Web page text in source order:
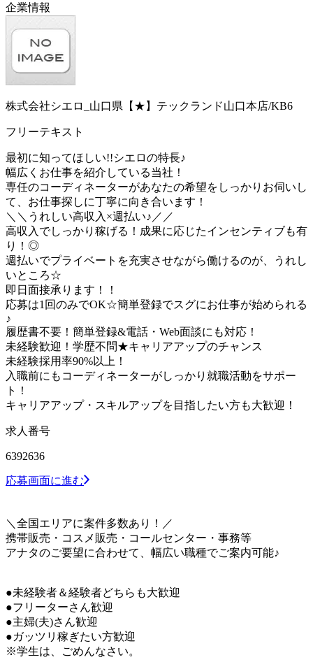
企業情報
株式会社シエロ_山口県【★】テックランド山口本店/KB6
フリーテキスト
最初に知ってほしい!!シエロの特長♪
幅広くお仕事を紹介している当社！
専任のコーディネーターがあなたの希望をしっかりお伺いし
て、お仕事探しに丁寧に向き合います！
＼＼うれしい高収入×週払い♪／／
高収入でしっかり稼げる！成果に応じたインセンティブも有
り！◎
週払いでプライベートを充実させながら働けるのが、うれし
いところ☆
即日面接承ります！！
応募は1回のみでOK☆簡単登録でスグにお仕事が始められる
♪
履歴書不要！簡単登録&電話・Web面談にも対応！
未経験歓迎！学歴不問★キャリアアップのチャンス
未経験採用率90%以上！
入職前にもコーディネーターがしっかり就職活動をサポー
ト！
キャリアアップ・スキルアップを目指したい方も大歓迎！
求人番号
6392636
応募画面に進む
＼全国エリアに案件多数あり！／
携帯販売・コスメ販売・コールセンター・事務等
アナタのご要望に合わせて、幅広い職種でご案内可能♪
●未経験者＆経験者どちらも大歓迎
●フリーターさん歓迎
●主婦(夫)さん歓迎
●ガッツリ稼ぎたい方歓迎
※学生は、ごめんなさい。